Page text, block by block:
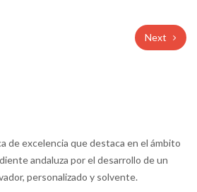
Next
de excelencia que destaca en el ámbito
andaluza por el desarrollo de un
personalizado y solvente.